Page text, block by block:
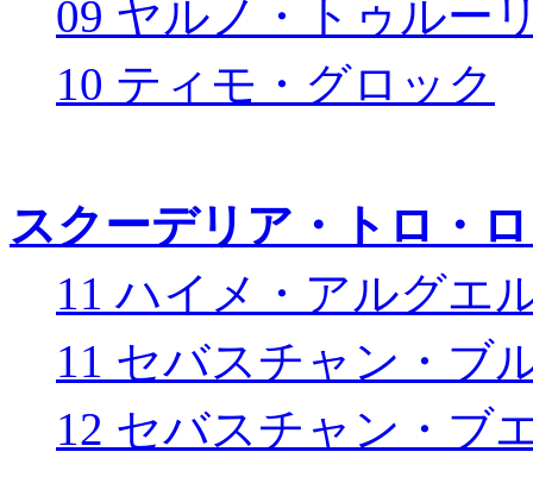
09 ヤルノ・トゥルー
10 ティモ・グロック
スクーデリア・トロ・
11 ハイメ・アルグエ
11 セバスチャン・ブ
12 セバスチャン・ブ